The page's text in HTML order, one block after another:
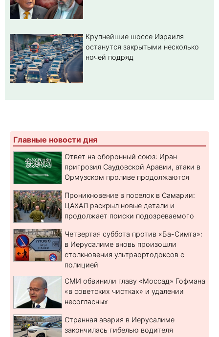
Крупнейшие шоссе Израиля
останутся закрытыми несколько
ночей подряд
Главные новости дня
Ответ на оборонный союз: Иран
пригрозил Саудовской Аравии, атаки в
Ормузском проливе продолжаются
Проникновение в поселок в Самарии:
ЦАХАЛ раскрыл новые детали и
продолжает поиски подозреваемого
Четвертая суббота против «Ба-Симта»:
в Иерусалиме вновь произошли
столкновения ультраортодоксов с
полицией
СМИ обвинили главу «Моссад» Гофмана
«в советских чистках» и удалении
несогласных
Странная авария в Иерусалиме
закончилась гибелью водителя